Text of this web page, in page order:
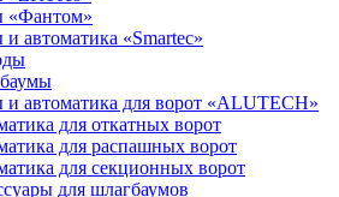
«Фантом»
автоматика «Smartec»
автоматика для ворот «ALUTECH»
для откатных ворот
для распашных ворот
для секционных ворот
для шлагбаумов